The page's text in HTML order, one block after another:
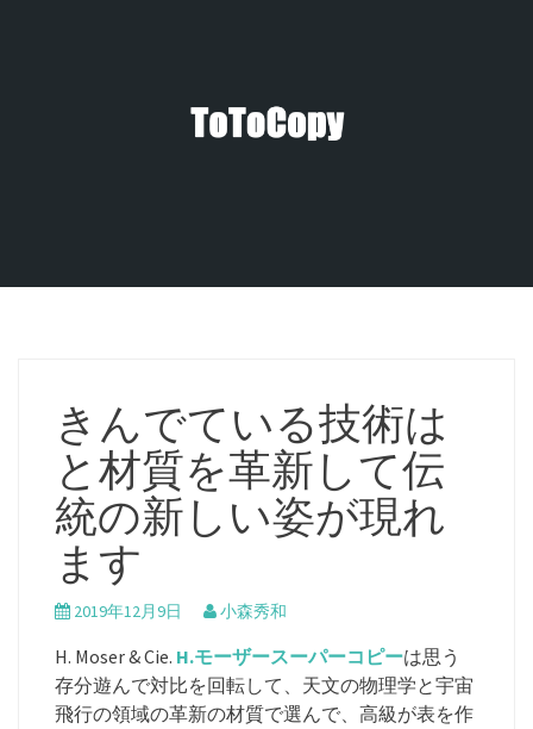
きんでている技術は
と材質を革新して伝
統の新しい姿が現れ
ます
2019年12月9日 小森秀和
H. Moser & Cie. H.モーザースーパーコピーは思う
存分遊んで対比を回転して、天文の物理学と宇宙
飛行の領域の革新の材質で選んで、高級が表を作